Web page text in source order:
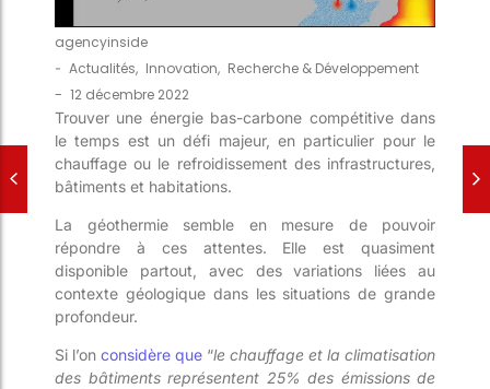
agencyinside
- Actualités, Innovation, Recherche & Développement
- 12 décembre 2022
Trouver une énergie bas-carbone compétitive dans
le temps est un défi majeur, en particulier pour le
chauffage ou le refroidissement des infrastructures,
bâtiments et habitations.
La géothermie semble en mesure de pouvoir
répondre à ces attentes. Elle est quasiment
disponible partout, avec des variations liées au
contexte géologique dans les situations de grande
profondeur.
Si l’on considère que “le chauffage et la climatisation
des bâtiments représentent 25% des émissions de